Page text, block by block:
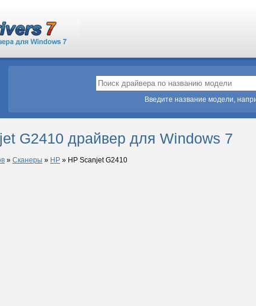
Введите название модели,
G2410 драйвер для Windows 7
» Сканеры » HP » HP Scanjet G2410